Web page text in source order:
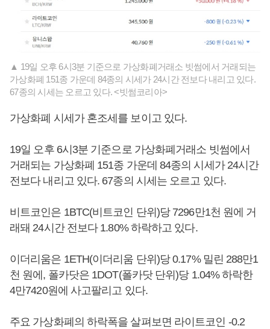
▲ 19일 오후 6시3분 기준으로 가상화폐거래소 빗썸에서 거래되는
가상화폐 151종 가운데 84종의 시세가 24시간 전보다 내리고 있다.
67종의 시세는 오르고 있다. <빗썸코리아>
가상화폐 시세가 혼조세를 보이고 있다.
19일 오후 6시3분 기준으로 가상화폐거래소 빗썸에서
거래되는 가상화폐 151종 가운데 84종의 시세가 24시간
전보다 내리고 있다. 67종의 시세는 오르고 있다.
비트코인은 1BTC(비트코인 단위)당 7296만1천 원에 거
래돼 24시간 전보다 1.80% 하락하고 있다.
이더리움은 1ETH(이더리움 단위)당 0.17% 밀린 288만1
천 원에, 폴카닷은 1DOT(폴카닷 단위)당 1.04% 하락한
4만7420원에 사고팔리고 있다.
주요 가상화폐의 하락폭을 살펴보면 라이트코인 -0.2